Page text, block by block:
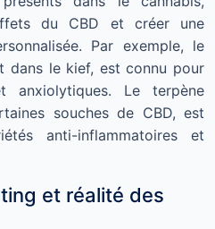
du CBD et créer une
Par exemple, le
dans le kief, est connu pour
anxiolytiques. Le terpène
souches de CBD, est
anti-inflammatoires et
et réalité des